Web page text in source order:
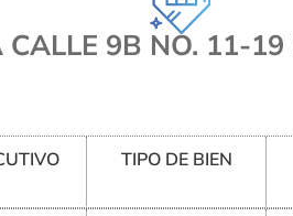
CALLE 9B NO. 11-19
TIPO DE BIEN